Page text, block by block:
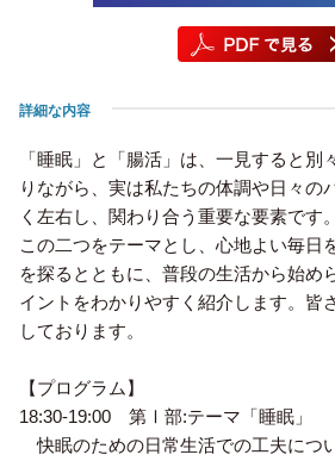
詳細な内容
「睡眠」と「腸活」は、一見すると別
りながら、実は私たちの体調や日々の
く左右し、関わり合う重要な要素です
この二つをテーマとし、心地よい毎日
を探るとともに、普段の生活から始め
イントをわかりやすく紹介します。皆
しております。
【プログラム】
18:30-19:00 第Ⅰ部:テーマ「睡眠」
快眠のための日常生活での工夫につ